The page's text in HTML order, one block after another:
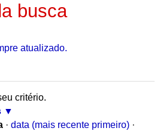
busca
atualizado.
critério.
· data (mais recente primeiro) ·